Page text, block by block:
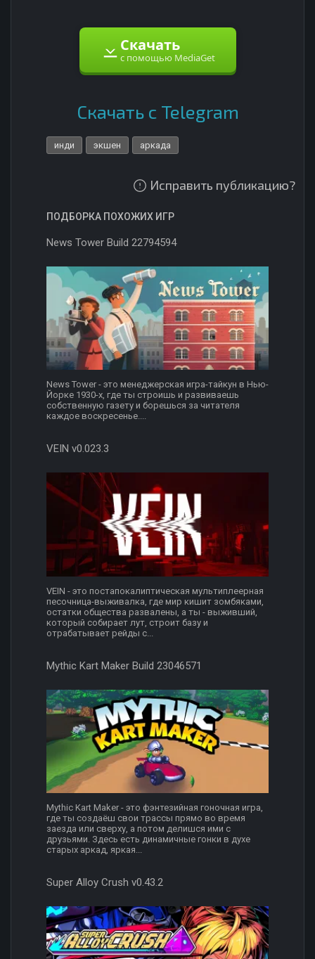
Скачать
с помощью MediaGet
Скачать с Telegram
инди экшен аркада
Исправить публикацию?
ПОДБОРКА ПОХОЖИХ ИГР
News Tower Build 22794594
News Tower - это менеджерская игра-тайкун в Нью-
Йорке 1930-х, где ты строишь и развиваешь
собственную газету и борешься за читателя
каждое воскресенье....
VEIN v0.023.3
VEIN - это постапокалиптическая мультиплеерная
песочница-выживалка, где мир кишит зомбяками,
остатки общества развалены, а ты - выживший,
который собирает лут, строит базу и
отрабатывает рейды с...
Mythic Kart Maker Build 23046571
Mythic Kart Maker - это фэнтезийная гоночная игра,
где ты создаёш свои трассы прямо во время
заезда или сверху, а потом делишся ими с
друзьями. Здесь есть динамичные гонки в духе
старых аркад, яркая...
Super Alloy Crush v0.43.2